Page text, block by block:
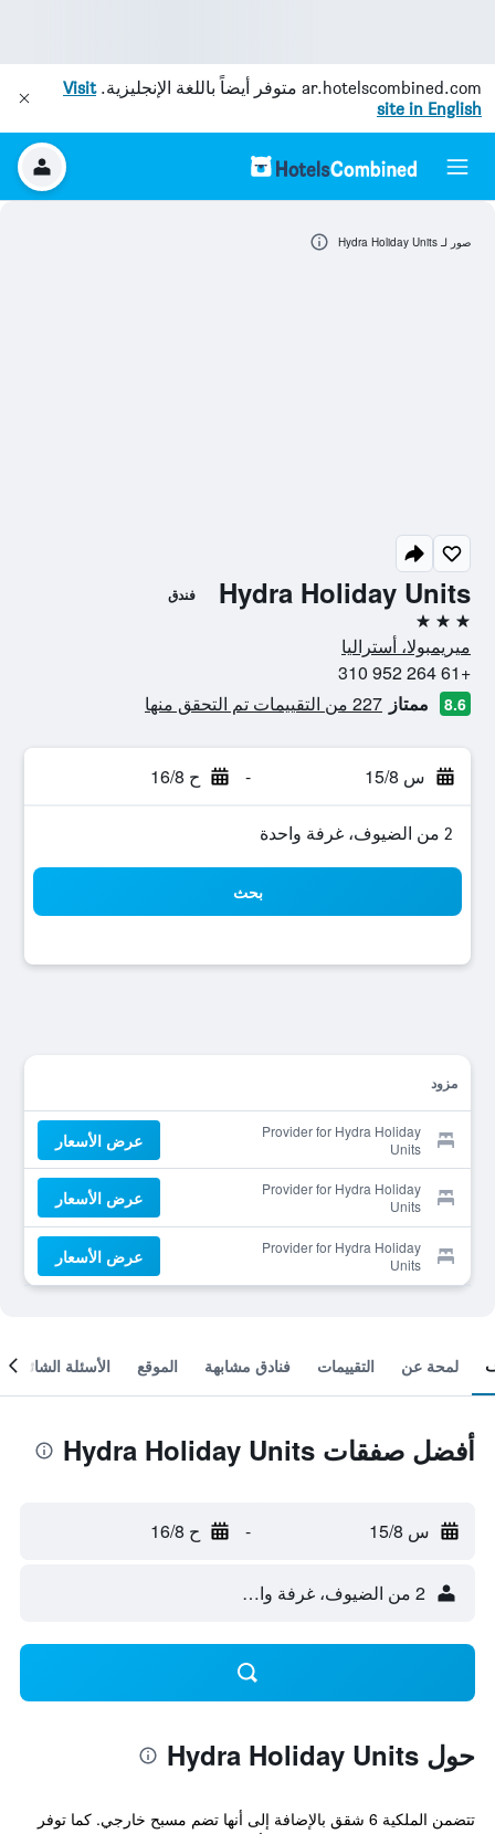
ar.hotelscombined.com متوفر أيضاً باللغة الإنجليزية.Visit
site in English
Hydra Holiday Units فندق
3 نجوم
ميريمبولا، أستراليا
+61 264 952 310
8.6 ممتاز 227 من التقييمات تم التحقق منها
س 15/8 - ح 16/8
2 من الضيوف، غرفة واحدة
بحث
مزود
Provider for Hydra Holiday
Units
عرض الأسعار
Provider for Hydra Holiday
Units
عرض الأسعار
Provider for Hydra Holiday
Units
عرض الأسعار
صور لـ Hydra Holiday Units
لمحة عن التقييمات فنادق مشابهة الموقع الأسئلة الشائعة
أفضل صفقات Hydra Holiday Units
س 15/8 - ح 16/8
2 من الضيوف، غرفة واحدة
حول Hydra Holiday Units
تتضمن الملكية 6 شقق بالإضافة إلى أنها تضم مسبح خارجي. كما توفر